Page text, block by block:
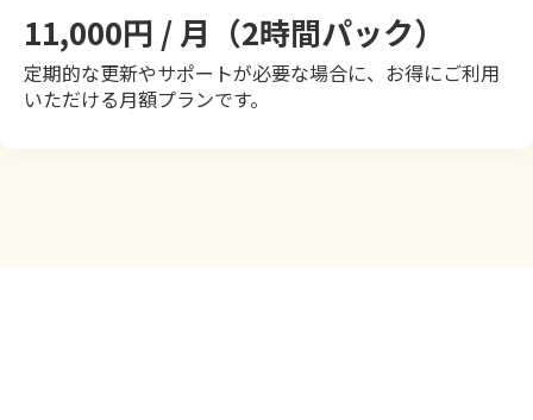
11,000円 / 月（2時間パック）
定期的な更新やサポートが必要な場合に、お得にご利用
いただける月額プランです。